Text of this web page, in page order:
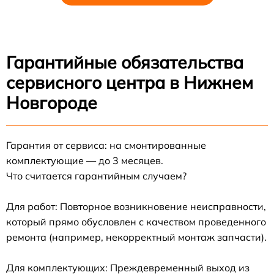
Гарантийные обязательства
сервисного центра в Нижнем
Новгороде
Гарантия от сервиса: на смонтированные
комплектующие — до 3 месяцев.
Что считается гарантийным случаем?
Для работ: Повторное возникновение неисправности,
который прямо обусловлен с качеством проведенного
ремонта (например, некорректный монтаж запчасти).
Для комплектующих: Преждевременный выход из